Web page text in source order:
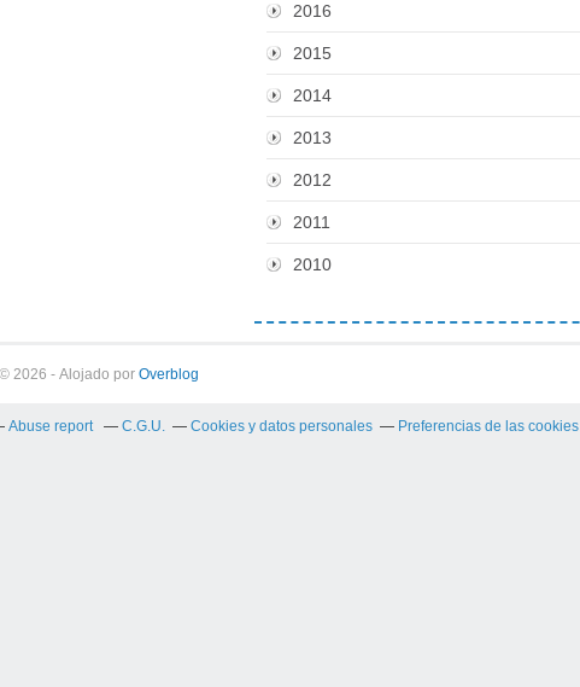
2016
2015
2014
2013
2012
2011
2010
2026 - Alojado por Overblog
Abuse report C.G.U. Cookies y datos personales Preferencias de las cookies